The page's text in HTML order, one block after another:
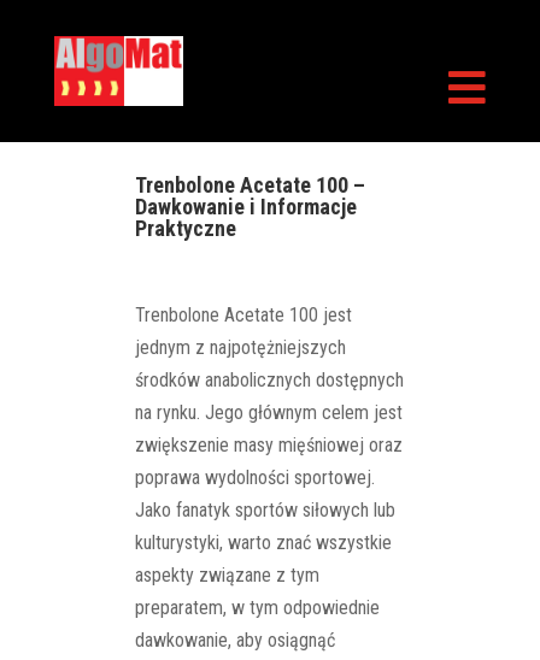

Trenbolone Acetate 100 –
Dawkowanie i Informacje
Praktyczne
Trenbolone Acetate 100 jest
jednym z najpotężniejszych
środków anabolicznych dostępnych
na rynku. Jego głównym celem jest
zwiększenie masy mięśniowej oraz
poprawa wydolności sportowej.
Jako fanatyk sportów siłowych lub
kulturystyki, warto znać wszystkie
aspekty związane z tym
preparatem, w tym odpowiednie
dawkowanie, aby osiągnąć